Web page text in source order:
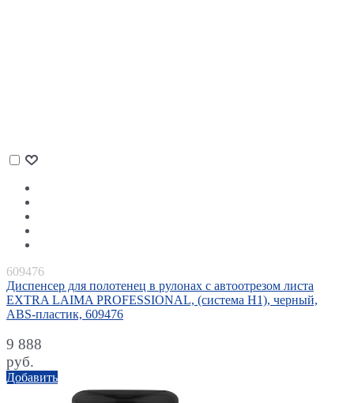
609476
Диспенсер для полотенец в рулонах с автоотрезом листа
EXTRA LAIMA PROFESSIONAL, (система H1), черный,
ABS-пластик, 609476
9 888
руб.
Добавить